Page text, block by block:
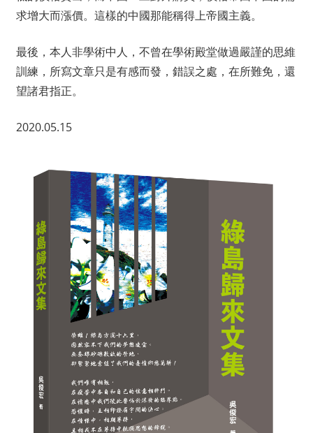
求增大而漲價。這樣的中國那能稱得上帝國主義。
最後，本人非學術中人，不曾在學術殿堂做過嚴謹的思維
訓練，所寫文章只是有感而發，錯誤之處，在所難免，還
望諸君指正。
2020.05.15